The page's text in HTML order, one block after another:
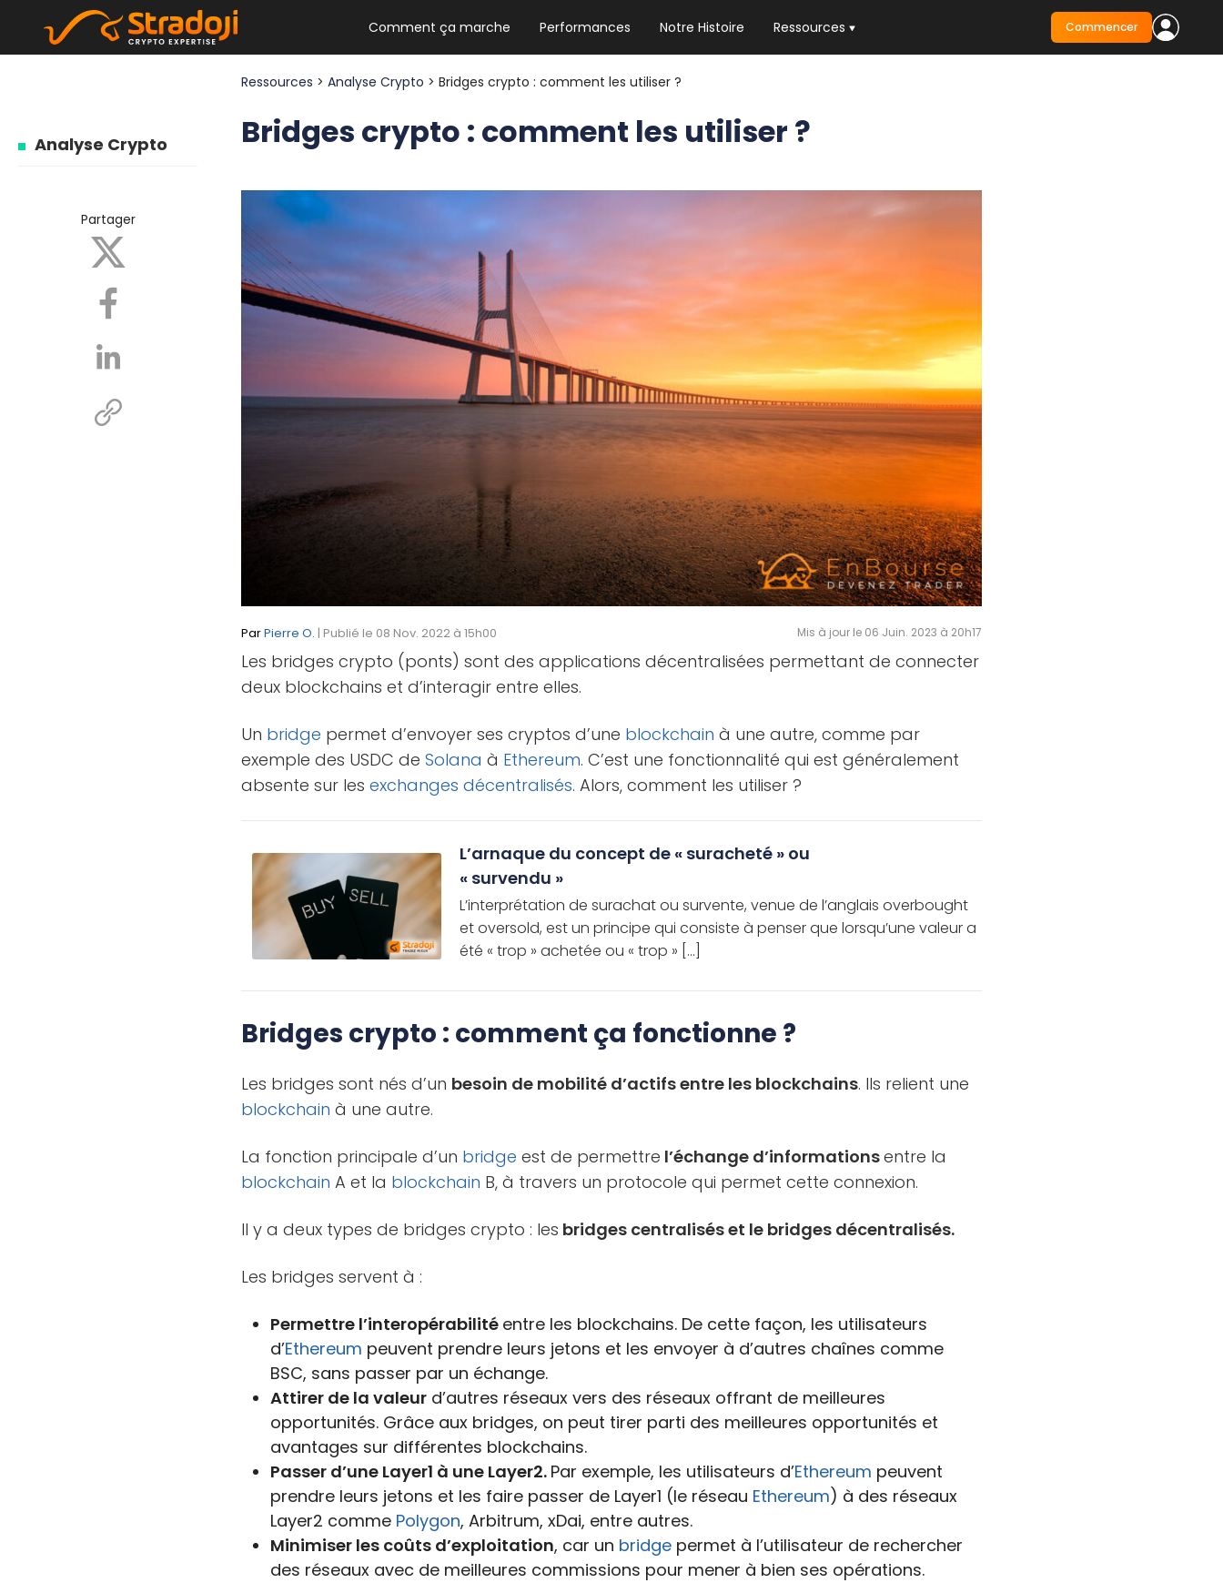
Comment ça marche Performances Notre Histoire Ressources
NEWSLETTER HEBDO
Les news crypto dont vous avez besoin
Le guide ultime pour débuter dans les
Commencer
Analyse Crypto
Partager
Ressources >Analyse Crypto > Bridges crypto : comment les utiliser ?
Bridges crypto : comment les utiliser ?
ParPierre O. | Publié le 08 Nov. 2022 à 15h00 Mis à jour le 06 Juin. 2023 à 20h17
Les bridges crypto (ponts) sont des applications décentralisées permettant de connecter
deux blockchains et d’interagir entre elles.
Un bridge permet d’envoyer ses cryptos d’une blockchain à une autre, comme par
exemple des USDC deSolana à Ethereum. C’est une fonctionnalité qui est généralement
absente sur lesexchanges décentralisés. Alors, comment les utiliser ?
L’arnaque du concept de « suracheté » ou
« survendu »
L’interprétation de surachat ou survente, venue de l’anglais overbought
et oversold, est un principe qui consiste à penser que lorsqu’une valeur a
été « trop » achetée ou « trop » […]
Bridges crypto : comment ça fonctionne ?
Les bridges sont nés d’un besoin de mobilité d’actifs entre les blockchains. Ils relient une
blockchain à une autre.
La fonction principale d’un bridge est de permettre l’échange d’informationsentre la
blockchain A et la blockchain B, à travers un protocole qui permet cette connexion.
Il y a deux types de bridges crypto : les bridges centralisés et le bridges décentralisés.
Les bridges servent à :
Permettre l’interopérabilité entre les blockchains. De cette façon, les utilisateurs
d’Ethereum peuvent prendre leurs jetons et les envoyer à d’autres chaînes comme
BSC, sans passer par un échange.
Attirer de la valeur d’autres réseaux vers des réseaux offrant de meilleures
opportunités. Grâce aux bridges, on peut tirer parti des meilleures opportunités et
avantages sur différentes blockchains.
Passer d’une Layer1 à une Layer2. Par exemple, les utilisateurs d’Ethereum peuvent
prendre leurs jetons et les faire passer de Layer1 (le réseau Ethereum) à des réseaux
Layer2 comme Polygon, Arbitrum, xDai, entre autres.
Minimiser les coûts d’exploitation, car un bridge permet à l’utilisateur de rechercher
des réseaux avec de meilleures commissions pour mener à bien ses opérations.